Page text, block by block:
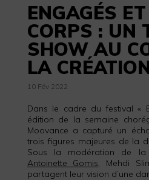
ENGAGÉS
CORPS : UN
SHOW AU
LA
10 Fév 2022
Dans le cadre du festival «
édition de la semaine
Moovance a capturé un
trois figures majeures de la
Sous la modération de la
Antoinette Gomis, Mehdi
partagent leur vision d’une